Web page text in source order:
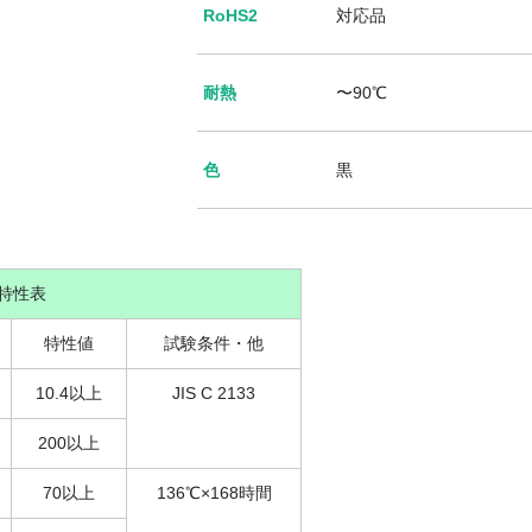
RoHS2 対応品
耐熱 〜90℃
色 黒
性表
特性値 試験条件・他
10.4以上 JIS C 2133
200以上
70以上 136℃×168時間